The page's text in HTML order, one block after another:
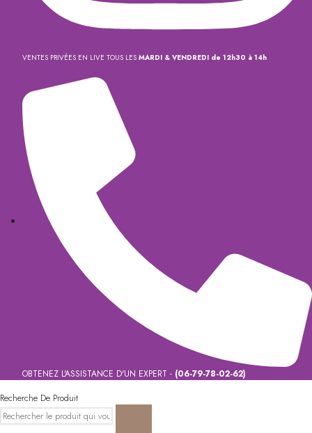
VENTES PRIVÉES EN LIVE TOUS LES MARDI & VENDREDI de 12h30 à 14h
OBTENEZ L'ASSISTANCE D'UN EXPERT - (06-79-78-02-62)
Recherche De Produit